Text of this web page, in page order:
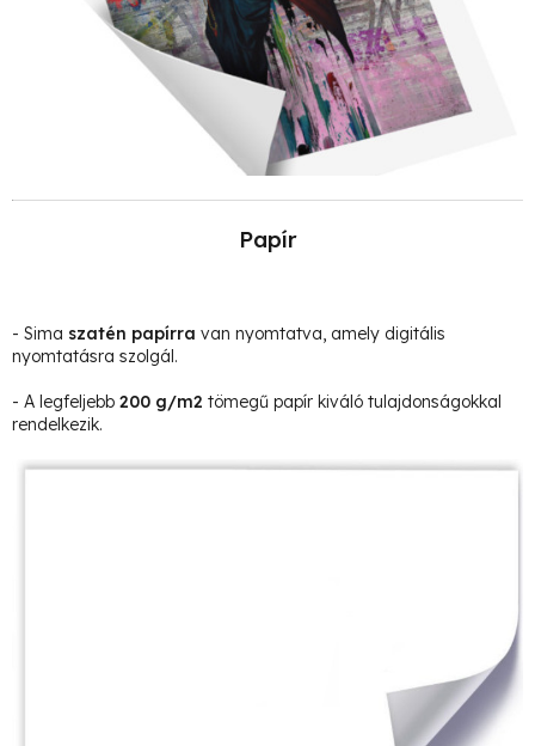
Papír
- Sima szatén papírra van nyomtatva, amely digitális
nyomtatásra szolgál.
- A legfeljebb 200 g/m2 tömegű papír kiváló tulajdonságokkal
rendelkezik.